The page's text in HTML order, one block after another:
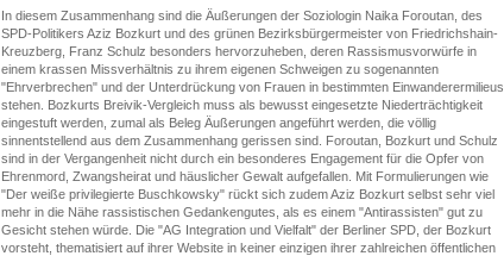
In diesem Zusammenhang sind die Äußerungen der Soziologin Naika Foroutan, des
SPD-Politikers Aziz Bozkurt und des grünen Bezirksbürgermeister von Friedrichshain-
Kreuzberg, Franz Schulz besonders hervorzuheben, deren Rassismusvorwürfe in
einem krassen Missverhältnis zu ihrem eigenen Schweigen zu sogenannten
"Ehrverbrechen" und der Unterdrückung von Frauen in bestimmten Einwanderermilieus
stehen. Bozkurts Breivik-Vergleich muss als bewusst eingesetzte Niederträchtigkeit
eingestuft werden, zumal als Beleg Äußerungen angeführt werden, die völlig
sinnentstellend aus dem Zusammenhang gerissen sind. Foroutan, Bozkurt und Schulz
sind in der Vergangenheit nicht durch ein besonderes Engagement für die Opfer von
Ehrenmord, Zwangsheirat und häuslicher Gewalt aufgefallen. Mit Formulierungen wie
"Der weiße privilegierte Buschkowsky" rückt sich zudem Aziz Bozkurt selbst sehr viel
mehr in die Nähe rassistischen Gedankengutes, als es einem "Antirassisten" gut zu
Gesicht stehen würde. Die "AG Integration und Vielfalt" der Berliner SPD, der Bozkurt
vorsteht, thematisiert auf ihrer Website in keiner einzigen ihrer zahlreichen öffentlichen